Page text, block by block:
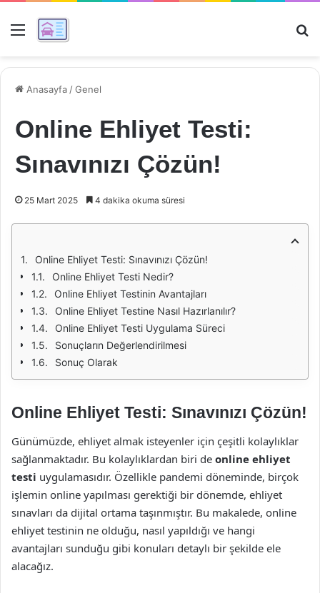
Menü
Anasayfa /Genel
Online Ehliyet Testi:
Sınavınızı Çözün!
25 Mart 2025 4 dakika okuma süresi
Online Ehliyet Testi: Sınavınızı Çözün!
Online Ehliyet Testi Nedir?
Online Ehliyet Testinin Avantajları
Online Ehliyet Testine Nasıl Hazırlanılır?
Online Ehliyet Testi Uygulama Süreci
Sonuçların Değerlendirilmesi
Sonuç Olarak
Online Ehliyet Testi: Sınavınızı Çözün!
Günümüzde, ehliyet almak isteyenler için çeşitli kolaylıklar
sağlanmaktadır. Bu kolaylıklardan biri de online ehliyet
testi uygulamasıdır. Özellikle pandemi döneminde, birçok
işlemin online yapılması gerektiği bir dönemde, ehliyet
sınavları da dijital ortama taşınmıştır. Bu makalede, online
ehliyet testinin ne olduğu, nasıl yapıldığı ve hangi
avantajları sunduğu gibi konuları detaylı bir şekilde ele
alacağız.